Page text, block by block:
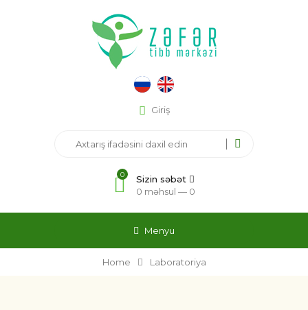
Giriş
0
Sizin səbət
0 məhsul — 0
Menyu
Home Laboratoriya